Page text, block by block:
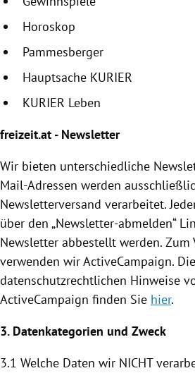
Horoskop
Pammesberger
Hauptsache KURIER
KURIER Leben
freizeit.at - Newsletter
Wir bieten unterschiedliche
Mail-Adressen werden
Newsletterversand verarbeitet.
über den „Newsletter-abmelden“
Newsletter abbestellt werden. Zum
verwenden wir ActiveCampaign. Die
datenschutzrechtlichen Hinweise
ActiveCampaign finden Sie hier.
3. Datenkategorien und Zweck
3.1 Welche Daten wir NICHT